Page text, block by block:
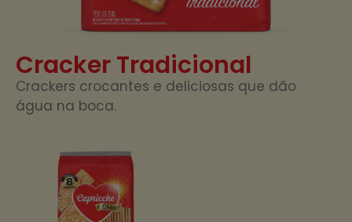
Cracker Tradicional
Crackers crocantes e deliciosas que dão
água na boca.